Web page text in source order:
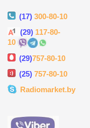
гири
(17) 300-80-10
(29) 117-80-
10
(29)757-80-10
(25) 757-80-10
Radiomarket.by